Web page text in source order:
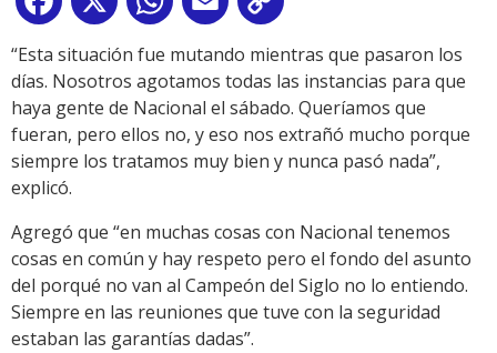
Facebook
X WhatsApp
Email
Link
“Esta situación fue mutando mientras que pasaron los
días. Nosotros agotamos todas las instancias para que
haya gente de Nacional el sábado. Queríamos que
fueran, pero ellos no, y eso nos extrañó mucho porque
siempre los tratamos muy bien y nunca pasó nada”,
explicó.
Agregó que “en muchas cosas con Nacional tenemos
cosas en común y hay respeto pero el fondo del asunto
del porqué no van al Campeón del Siglo no lo entiendo.
Siempre en las reuniones que tuve con la seguridad
estaban las garantías dadas”.